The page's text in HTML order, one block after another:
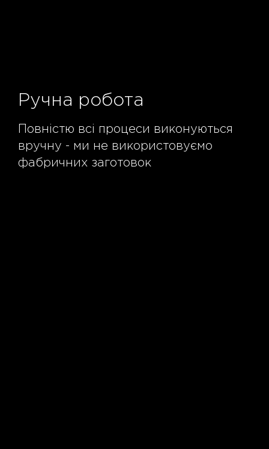
Ручна робота
Повністю всі процеси виконуються
вручну - ми не використовуємо
фабричних заготовок